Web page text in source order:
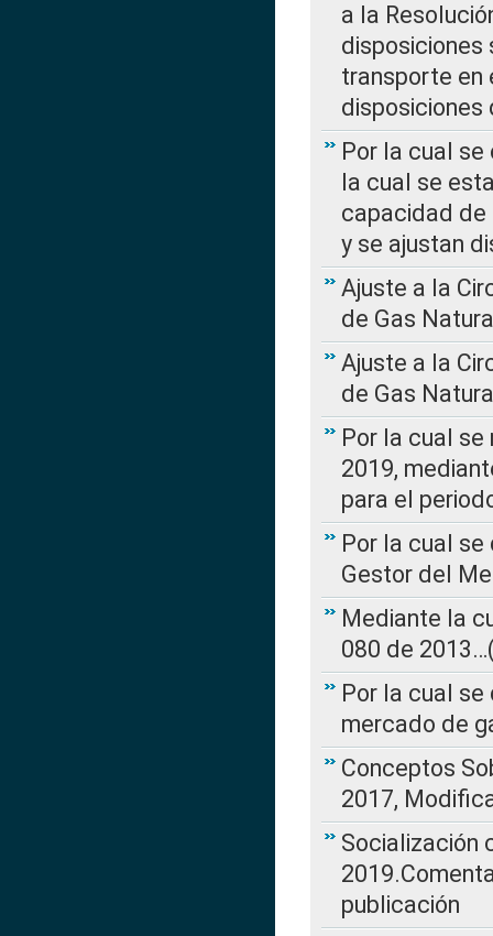
a la
disposiciones
transporte en
disposiciones
Por la cual se
la cual se
capacidad de
y se ajustan
Ajuste a la
de Gas
Ajuste a la
de Gas
Por la cual se
2019,
para el
Por la cual
Gestor del
Mediante la
080 de
Por la cual
mercado de
Conceptos
2017,
Socialización
publicación